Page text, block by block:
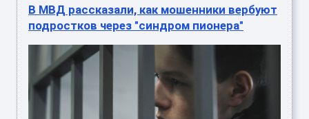
В МВД рассказали, как мошенники вербуют
подростков через "синдром пионера"